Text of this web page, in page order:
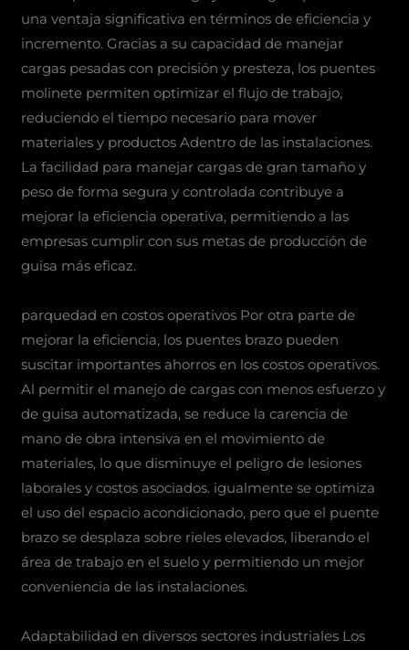
una ventaja significativa en términos de eficiencia y
incremento. Gracias a su capacidad de manejar
cargas pesadas con precisión y presteza, los puentes
molinete permiten optimizar el flujo de trabajo,
reduciendo el tiempo necesario para mover
materiales y productos Adentro de las instalaciones.
La facilidad para manejar cargas de gran tamaño y
peso de forma segura y controlada contribuye a
mejorar la eficiencia operativa, permitiendo a las
empresas cumplir con sus metas de producción de
guisa más eficaz.
parquedad en costos operativos Por otra parte de
mejorar la eficiencia, los puentes brazo pueden
suscitar importantes ahorros en los costos operativos.
Al permitir el manejo de cargas con menos esfuerzo y
de guisa automatizada, se reduce la carencia de
mano de obra intensiva en el movimiento de
materiales, lo que disminuye el peligro de lesiones
laborales y costos asociados. igualmente se optimiza
el uso del espacio acondicionado, pero que el puente
brazo se desplaza sobre rieles elevados, liberando el
área de trabajo en el suelo y permitiendo un mejor
conveniencia de las instalaciones.
Adaptabilidad en diversos sectores industriales Los